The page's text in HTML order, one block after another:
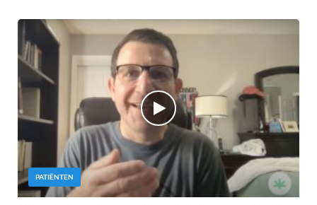
PATIËNTEN